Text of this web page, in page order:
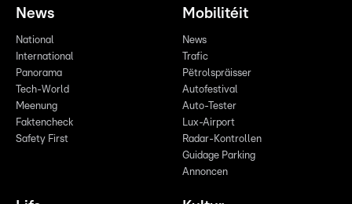
News
National
International
Panorama
Tech-World
Meenung
Faktencheck
Safety First
Mobilitéit
News
Trafic
Pëtrolspräisser
Autofestival
Auto-Tester
Lux-Airport
Radar-Kontrollen
Guidage Parking
Annoncen